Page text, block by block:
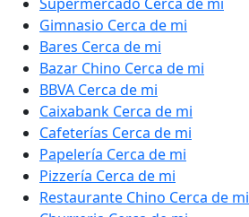
Gimnasio Cerca de mi
Bares Cerca de mi
Bazar Chino Cerca de mi
BBVA Cerca de mi
Caixabank Cerca de mi
Cafeterías Cerca de mi
Papelería Cerca de mi
Pizzería Cerca de mi
Restaurante Chino Cerca de mi